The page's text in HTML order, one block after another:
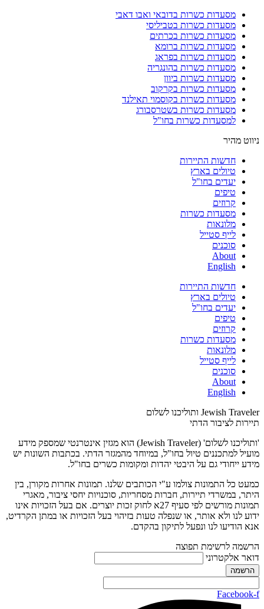
מסעדות כשרות בדובאי ואבו דאבי
מסעדות כשרות בטביליסי
מסעדות כשרות בכרתים
מסעדות כשרות ברומא
מסעדות כשרות בפראג
מסעדות כשרות בהונגריה
מסעדות כשרות ביוון
מסעדות כשרות בקרקוב
מסעדות כשרות בקוסמוי תאילנד
מסעדות כשרות בשטרסבורג
למסעדות כשרות בחו"ל
ניווט מהיר
חדשות התיירות
טיולים בארץ
יעדים בחו"ל
טיפים
קרוזים
מסעדות כשרות
מלונאות
לייף סטייל
סוכנים
About
English
חדשות התיירות
טיולים בארץ
יעדים בחו"ל
טיפים
קרוזים
מסעדות כשרות
מלונאות
לייף סטייל
סוכנים
About
English
Jewish Traveler ותוליכנו לשלום
תיירות לציבור הדתי
'ותוליכנו לשלום' (Jewish Traveler) הוא מגזין אינטרנטי שמספק מידע
מועיל למתכננים טיול בחו"ל, במיוחד מהמגזר הדתי. בכתבות השונות יש
מידע ייחודי גם על היבטי יהדות ומקומות כשרים בחו"ל.
כמעט כל התמונות צולמו ע"י הכותבים שלנו. תמונות אחרות מקורן, בין
היתר, במשרדי תיירות, חברות מסחריות, סוכנויות יחסי ציבור, מאגרי
תמונות מורשים לפי סעיף 27א לחוק זכות יוצרים. אם בעל הזכויות אינו
ידוע לנו ולא אותר, או שנפלה טעות בזיהוי בעל הזכויות או במתן הקרדיט,
אנא הודיעו לנו ונפעל לתיקון בהקדם.
הרשמה לרשימת תפוצה
דואר אלקטרוני
Facebook-f